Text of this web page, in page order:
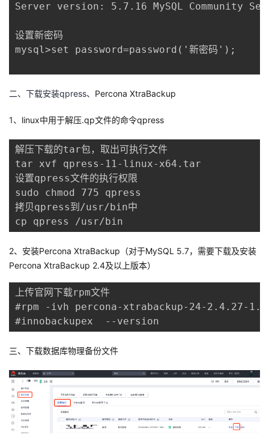
Server version: 5.7.16 MySQL Community
设置新密码
mysql>set password=password('新密码');
二、下载安装qpress、 Percona XtraBackup
1、 linux中用于解压.qp文件的命令qpress
解压下载的tar包，取出可执行文件
tar xvf qpress-11-linux-x64.tar
设置qpress文件的执行权限
sudo chmod 775 qpress
拷贝qpress到/usr/bin中
cp qpress /usr/bin
2、安装Percona XtraBackup（对于MySQL 5.7，需要下载及安装
Percona XtraBackup 2.4及以上版本）
上传官网下载rpm文件
#rpm -ivh percona-xtrabackup-24-2.4.27-
#innobackupex  --version
三、下载数据库物理备份文件